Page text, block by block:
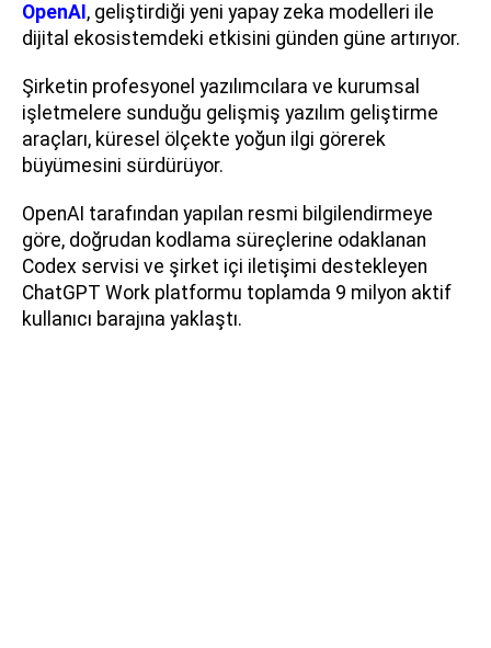
OpenAI , geliştirdiği yeni yapay zeka modelleri ile
dijital ekosistemdeki etkisini günden güne artırıyor.
Şirketin profesyonel yazılımcılara ve kurumsal
işletmelere sunduğu gelişmiş yazılım geliştirme
araçları, küresel ölçekte yoğun ilgi görerek
büyümesini sürdürüyor.
OpenAI tarafından yapılan resmi bilgilendirmeye
göre, doğrudan kodlama süreçlerine odaklanan
Codex servisi ve şirket içi iletişimi destekleyen
ChatGPT Work platformu toplamda 9 milyon aktif
kullanıcı barajına yaklaştı.